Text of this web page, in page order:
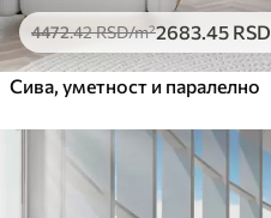
4472.42RSD/m²2683.45 RSD
Сива, уметност и паралелно